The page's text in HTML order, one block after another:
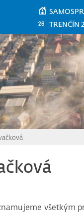
TRENČÍN
všetkým